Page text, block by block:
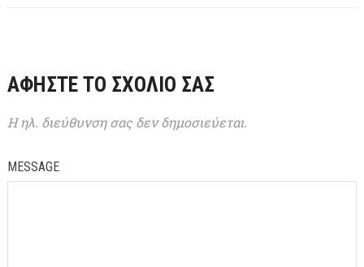
ΑΦΉΣΤΕ ΤΟ ΣΧΌΛΙΌ ΣΑΣ
Η ηλ. διεύθυνση σας δεν δημοσιεύεται.
MESSAGE